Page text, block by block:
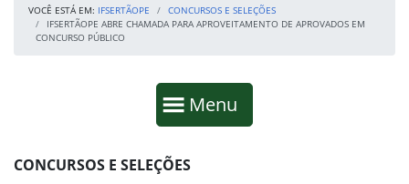
VOCÊ ESTÁ EM: IFSERTÃOPE
CONCURSOS E SELEÇÕES
IFSERTÃOPE ABRE CHAMADA PARA APROVEITAMENTO DE APROVADOS EM
CONCURSO PÚBLICO
Mostrar
Menu
Fim da navegação
Início do conteúdo
CONCURSOS E SELEÇÕES